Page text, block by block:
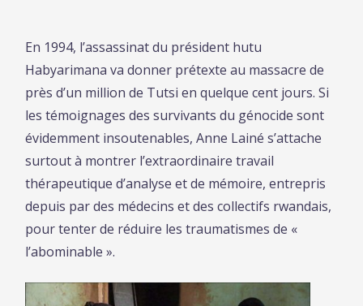
En 1994, l’assassinat du président hutu
Habyarimana va donner prétexte au massacre de
près d’un million de Tutsi en quelque cent jours. Si
les témoignages des survivants du génocide sont
évidemment insoutenables, Anne Lainé s’attache
surtout à montrer l’extraordinaire travail
thérapeutique d’analyse et de mémoire, entrepris
depuis par des médecins et des collectifs rwandais,
pour tenter de réduire les traumatismes de «
l’abominable ».